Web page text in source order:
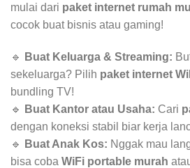
mulai dari paket internet rumah
cocok buat bisnis atau gaming!
🔹 Buat Keluarga & Streaming:
sekeluarga? Pilih paket internet
bundling TV!
🔹
Buat Kantor atau Usaha: Cari
dengan koneksi stabil biar kerja
🔹
Buat Anak Kos: Nggak mau
bisa coba WiFi portable murah